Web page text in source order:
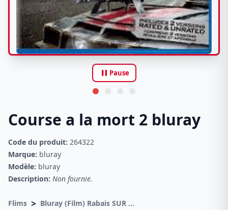
pause Pause
Course a la mort 2 bluray
Code du produit: 264322
Marque: bluray
Modèle: bluray
Description: Non fournie.
Flims > Bluray (Film) Rabais SUR achat MULTIPLE